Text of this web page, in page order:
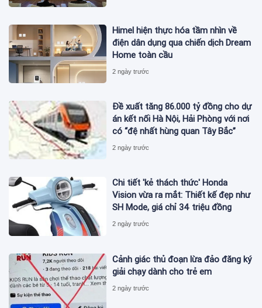
Himel hiện thực hóa tầm nhìn về
điện dân dụng qua chiến dịch Dream
Home toàn cầu
2 ngày trước
Đề xuất tăng 86.000 tỷ đồng cho dự
án kết nối Hà Nội, Hải Phòng với nơi
có “đệ nhất hùng quan Tây Bắc”
2 ngày trước
Chi tiết 'kẻ thách thức' Honda
Vision vừa ra mắt: Thiết kế đẹp như
SH Mode, giá chỉ 34 triệu đồng
2 ngày trước
Cảnh giác thủ đoạn lừa đảo đăng ký
giải chạy dành cho trẻ em
2 ngày trước